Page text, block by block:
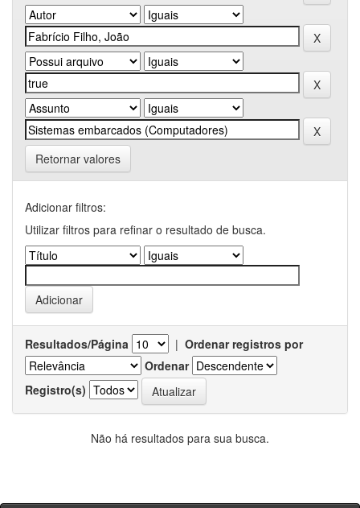
Retornar valores
Adicionar filtros:
Utilizar filtros para refinar o resultado de busca.
Resultados/Página | Ordenar registros por
Ordenar
Registro(s)
Não há resultados para sua busca.